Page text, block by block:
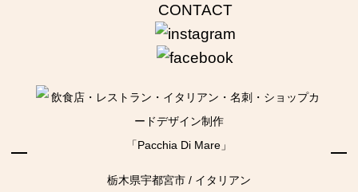
CONTACT
「Pacchia Di Mare」
栃木県宇都宮市 / イタリアン